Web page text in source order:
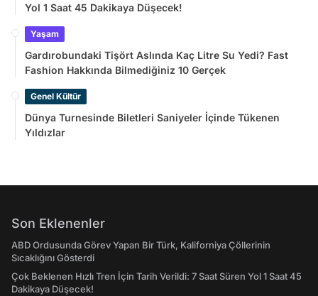
Yol 1 Saat 45 Dakikaya Düşecek!
Yaşam
Gardırobundaki Tişört Aslında Kaç Litre Su Yedi? Fast
Fashion Hakkında Bilmediğiniz 10 Gerçek
Genel Kültür
Dünya Turnesinde Biletleri Saniyeler İçinde Tükenen
Yıldızlar
Son Eklenenler
ABD Ordusunda Görev Yapan Bir Türk, Kaliforniya Çöllerinin
Sıcaklığını Gösterdi
Çok Beklenen Hızlı Tren İçin Tarih Verildi: 7 Saat Süren Yol 1 Saat 45
Dakikaya Düşecek!